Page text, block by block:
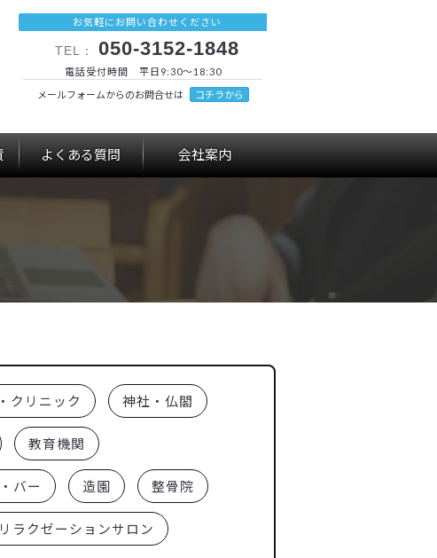
お気軽にお問い合わせください
TEL： 050-3152-1848
電話受付時間 平日9:30～18:30
メールフォームからのお問合せは
コチラから
よくある質問 会社案内
クリニック 神社・仏閣
教育機関
バー 造園 整骨院
リラクゼーションサロン